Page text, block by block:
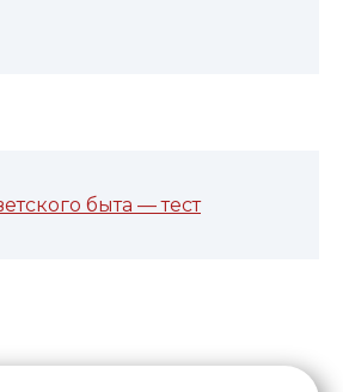
быта — тест